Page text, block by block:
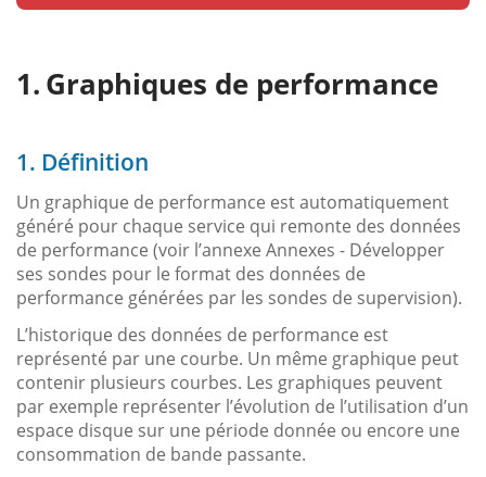
Graphiques de performance
1. Définition
Un graphique de performance est automatiquement
généré pour chaque service qui remonte des données
de performance (voir l’annexe Annexes - Développer
ses sondes pour le format des données de
performance générées par les sondes de supervision).
L’historique des données de performance est
représenté par une courbe. Un même graphique peut
contenir plusieurs courbes. Les graphiques peuvent
par exemple représenter l’évolution de l’utilisation d’un
espace disque sur une période donnée ou encore une
consommation de bande passante.